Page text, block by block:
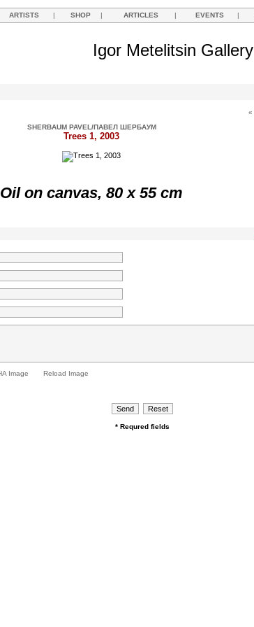
ARTISTS | SHOP | ARTICLES | EVENTS |
Igor Metelitsin Gallery
«
SHERBAUM PAVEL/ПАВЕЛ ШЕРБАУМ
Trees 1, 2003
Oil on canvas, 80 x 55 cm
Reload Image
* Requred fields